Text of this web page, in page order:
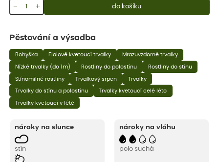
+
− do košíku
Pěstování a výsadba
Bohyška Fialově kvetoucí trvalky Mrazuvzdorné trvalky
Nízké trvalky (do 1m) Rostliny do polostínu Rostliny do stínu
Stínomilné rostliny Trvalkový srpen Trvalky
Trvalky do stínu a polostínu Trvalky kvetoucí celé léto
Trvalky kvetoucí v létě
nároky na slunce
stín
nároky na vláhu
polo suchá